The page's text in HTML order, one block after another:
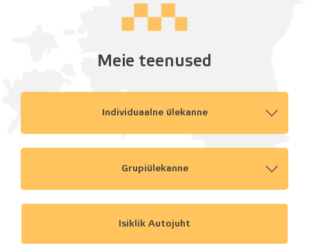
Meie teenused
Individuaalne ülekanne
Grupiülekanne
Isiklik Autojuht